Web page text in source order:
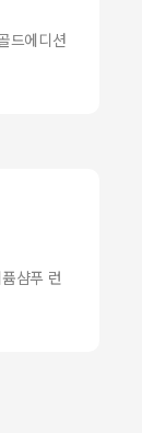
드에디션
샴푸 런